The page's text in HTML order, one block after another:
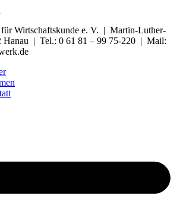
Wirtschaftskunde e. V. | Martin-Luther-
| Tel.: 0 61 81 – 99 75-220 | Mail: